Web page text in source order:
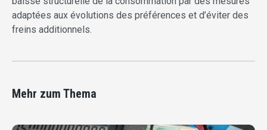
adaptées aux évolutions des préférences et d’éviter des
freins additionnels.
Mehr zum Thema